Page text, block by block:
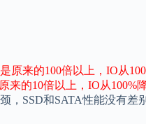
原来的100倍以上，IO从
来的10倍以上，IO从100%
SSD和SATA性能没有差别